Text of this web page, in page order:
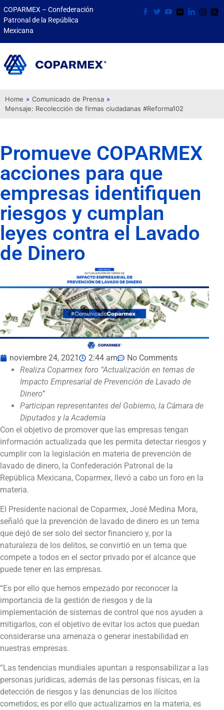
COPARMEX – Confederación
Patronal de la República
Mexicana
Home » Comunicado de Prensa »
Mensaje: Recolección de firmas ciudadanas #Reforma102
Promueve COPARMEX
acciones para que
empresas identifiquen
riesgos y cumplan
leyes contra el Lavado
de Dinero
noviembre 24, 2021 2:44 am
No Comments
Realiza Coparmex foro “Actualización en temas de
Impacto Empresarial de Prevención de Lavado de
Dinero”
Participan representantes del Gobierno, la Cámara de
Diputados y la Academia
Con el objetivo de promover que las empresas tengan
información actualizada que les permita detectar riesgos y
cumplir con la legislación en materia de prevención de
lavado de dinero, la Confederación Patronal de la
República Mexicana, Coparmex, llevó a cabo un foro en la
materia.
El Presidente nacional de Coparmex, José Medina Mora,
señaló que la prevención de lavado de dinero es un tema
que dejó de ser solo del sector financiero y, por la
naturaleza de los delitos, se convirtió en un tema que
compete a todos en el sector privado por el alcance que
puede tener en las empresas.
“Es por ello que hemos empezado por reconocer la
importancia de la gestión de riesgos y de la
implementación de sistemas de control que nos ayuden a
mitigarlos, con el objetivo de evitar los actos que puedan
considerarse una amenaza o generar inestabilidad en
nuestras empresas.
“Las tendencias mundiales apuntan a responsabilizar a las
personas jurídicas, además de las personas físicas, en la
detección de riesgos y las denuncias de los ilícitos
cometidos; es por ello que actualizarnos en la materia, es